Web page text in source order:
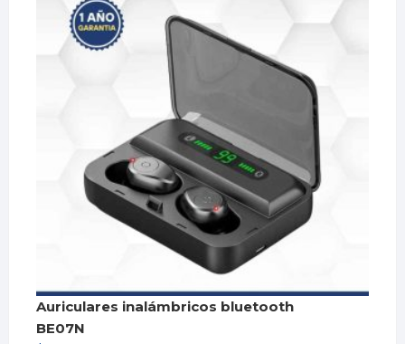
Auriculares inalámbricos bluetooth
BE07N